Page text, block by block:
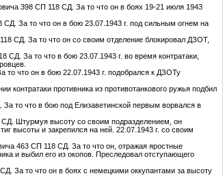
398 СП 118 СД. За то что он в боях 19-21 июля 1943
СД. За то что он в бою 23.07.1943 г. под сильным огнем на
СД. За то что он со своим отделение блокировал ДЗОТ,
СД. За то что в бою 23.07.1943 г. во время контратаки,
то что он в бою 22.07.1943 г. подобрался к ДЗОТу
контратаки противника из противотанкового ружья подбил
то что в бою под Елизаветинской первым ворвался в
СД. Штурмуя высоту со своим подразделением, он
высоты и закрепился на ней. 22.07.1943 г. со своим
463 СП 118 СД. За то что он, отражая яростные
и выбил его из окопов. Преследовал отступающего
За то что он в боях с немецкими оккупантами за высоту